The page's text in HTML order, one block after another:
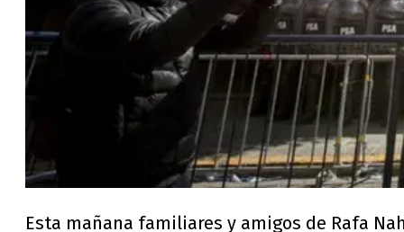
Esta mañana familiares y amigos de Rafa